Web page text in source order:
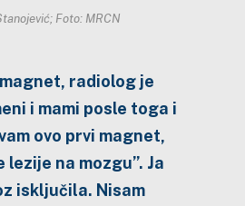
Foto: MRCN
radiolog je
i mami posle toga i
ovo prvi magnet,
lezije na mozgu”. Ja
isključila. Nisam